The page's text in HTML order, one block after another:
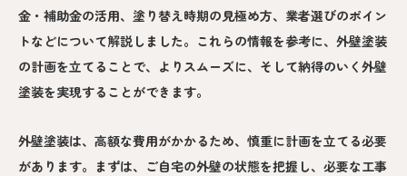
金・補助金の活用、塗り替え時期の見極め方、業者選びのポイン
トなどについて解説しました。これらの情報を参考に、外壁塗装
の計画を立てることで、よりスムーズに、そして納得のいく外壁
塗装を実現することができます。
外壁塗装は、高額な費用がかかるため、慎重に計画を立てる必要
があります。まずは、ご自宅の外壁の状態を把握し、必要な工事